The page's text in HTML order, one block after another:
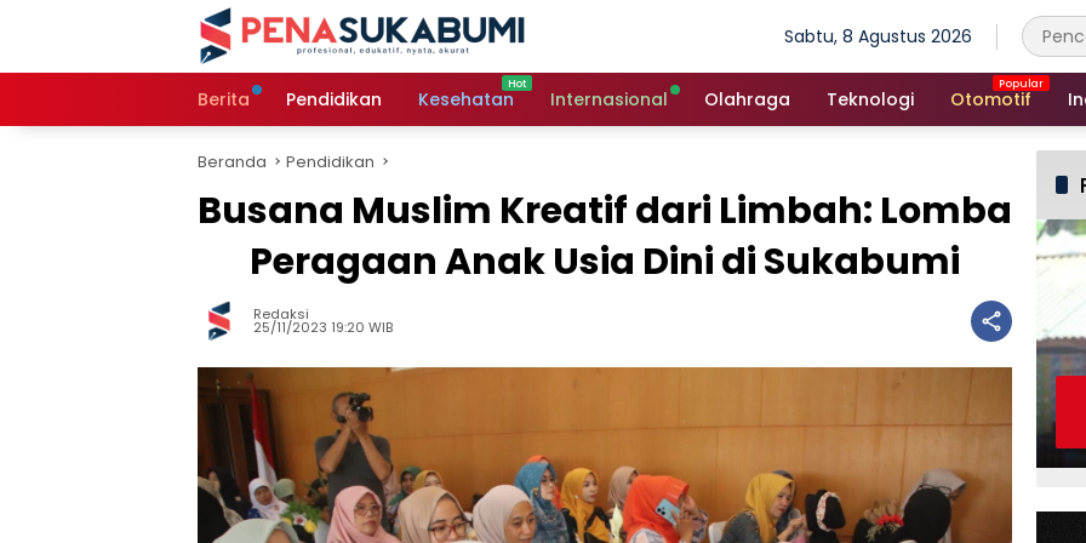
Sabtu, 8 Agustus 2026
Berita Pendidikan Kesehatan Internasional Olahraga Teknologi Otomotif
Beranda Pendidikan
Busana Muslim Kreatif dari Limbah: Lomba
Peragaan Anak Usia Dini di Sukabumi
Redaksi
25/11/2023 19:20 WIB